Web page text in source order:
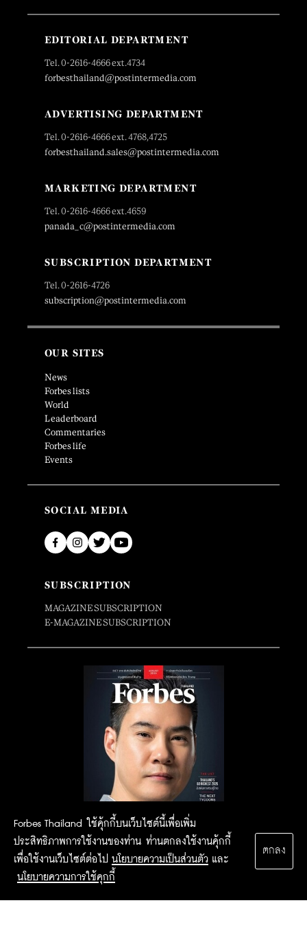
Forbes Thailand ใช้คุ้กกี้บนเว็บไซต์นี้เพื่อเพิ่ม
ประสิทธิภาพการใช้งานของท่าน ท่านตกลงใช้งานคุ้กกี้
เพื่อใช้งานเว็บไซต์ต่อไป นโยบายความเป็นส่วนตัว และ
นโยบายความการใช้คุกกี้
ตกลง
EDITORIAL DEPARTMENT
Tel. 0-2616-4666 ext.4734
forbesthailand@postintermedia.com
ADVERTISING DEPARTMENT
Tel. 0-2616-4666 ext. 4768,4725
forbesthailand.sales@postintermedia.com
MARKETING DEPARTMENT
Tel. 0-2616-4666 ext.4659
panada_c@postintermedia.com
SUBSCRIPTION DEPARTMENT
Tel. 0-2616-4726
subscription@postintermedia.com
OUR SITES
News
Forbes lists
World
Leaderboard
Commentaries
Forbes life
Events
SOCIAL MEDIA
SUBSCRIPTION
MAGAZINE SUBSCRIPTION
E-MAGAZINE SUBSCRIPTION
2015 Forbesthailand.com ALL RIGHTS RESERVED